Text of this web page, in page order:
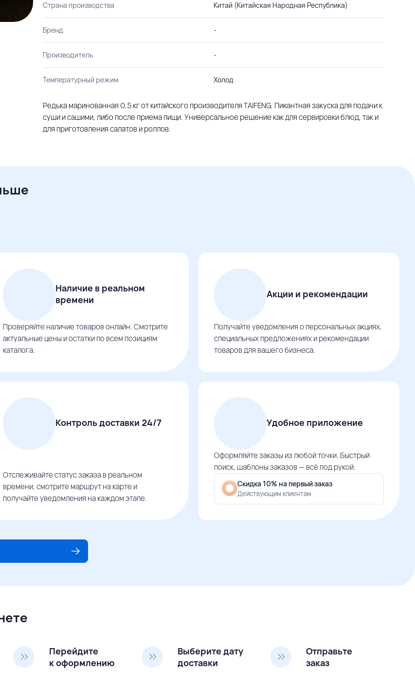
Страна производства Китай (Китайская Народная Республика)
Бренд -
Производитель -
Температурный режим Холод
Редька маринованная 0,5 кг от китайского производителя TAIFENG. Пикантная закуска для подачи к
суши и сашими, либо после приема пищи. Универсальное решение как для сервировки блюд, так и
для приготовления салатов и роллов.
Наличие в реальном
времени
Проверяйте наличие товаров онлайн. Смотрите
актуальные цены и остатки по всем позициям
каталога.
Акции и рекомендации
Получайте уведомления о персональных акциях,
специальных предложениях и рекомендации
товаров для вашего бизнеса.
Контроль доставки 24/7
Отслеживайте статус заказа в реальном
времени, смотрите маршрут на карте и
получайте уведомления на каждом этапе.
Удобное приложение
Оформляйте заказы из любой точки. Быстрый
поиск, шаблоны заказов — всё под рукой.
Скидка 10% на первый заказ
Действующим клиентам
Перейдите
к оформлению
Выберите дату
доставки
Отправьте
заказ